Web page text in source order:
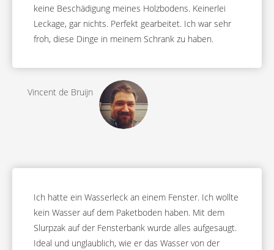
keine Beschädigung meines Holzbodens. Keinerlei
Leckage, gar nichts. Perfekt gearbeitet. Ich war sehr
froh, diese Dinge in meinem Schrank zu haben.
Vincent de Bruijn
Ich hatte ein Wasserleck an einem Fenster. Ich wollte
kein Wasser auf dem Paketboden haben. Mit dem
Slurpzak auf der Fensterbank wurde alles aufgesaugt.
Ideal und unglaublich, wie er das Wasser von der